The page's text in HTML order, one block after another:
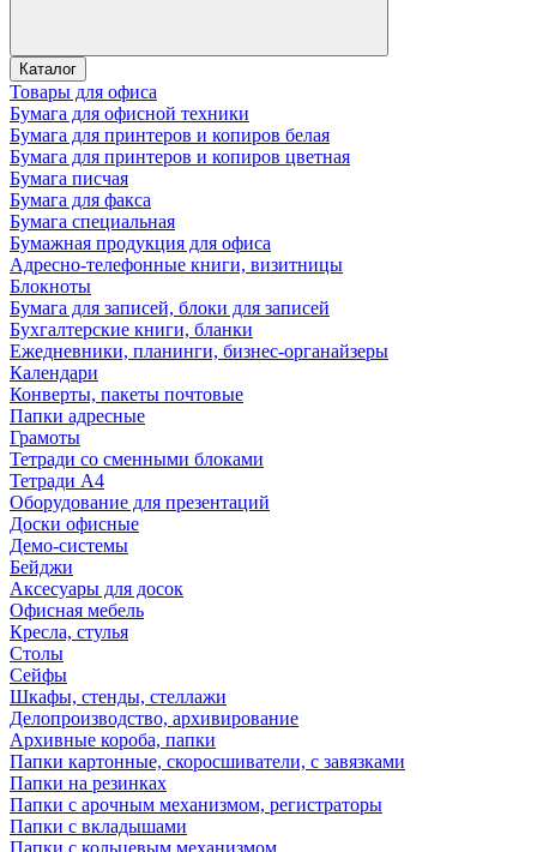
Каталог
Товары для офиса
Бумага для офисной техники
Бумага для принтеров и копиров белая
Бумага для принтеров и копиров цветная
Бумага писчая
Бумага для факса
Бумага специальная
Бумажная продукция для офиса
Адресно-телефонные книги, визитницы
Блокноты
Бумага для записей, блоки для записей
Бухгалтерские книги, бланки
Ежедневники, планинги, бизнес-органайзеры
Календари
Конверты, пакеты почтовые
Папки адресные
Грамоты
Тетради со сменными блоками
Тетради А4
Оборудование для презентаций
Доски офисные
Демо-системы
Бейджи
Аксесуары для досок
Офисная мебель
Кресла, стулья
Столы
Сейфы
Шкафы, стенды, стеллажи
Делопроизводство, архивирование
Архивные короба, папки
Папки картонные, скоросшиватели, с завязками
Папки на резинках
Папки с арочным механизмом, регистраторы
Папки с вкладышами
Папки с кольцевым механизмом